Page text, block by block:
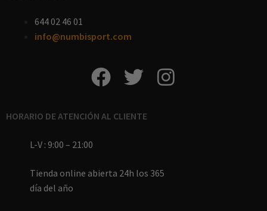
644 02 46 01
info@numbisport.com
HORARIO DE ATENCIÓN AL CLIENTE
L-V : 9:00 – 21:00
Tienda online abierta 24h los 365
día del año